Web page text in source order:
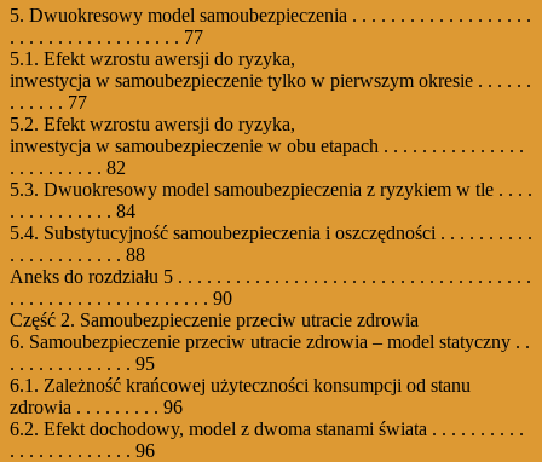
5. Dwuokresowy model samoubezpieczenia . . . . . . . . . . . . . . . . . . .
. . . . . . . . . . . . . . . . . . 77
5.1. Efekt wzrostu awersji do ryzyka,
inwestycja w samoubezpieczenie tylko w pierwszym okresie . . . . . .
. . . . . . 77
5.2. Efekt wzrostu awersji do ryzyka,
inwestycja w samoubezpieczenie w obu etapach . . . . . . . . . . . . . . .
. . . . . . . . . . 82
5.3. Dwuokresowy model samoubezpieczenia z ryzykiem w tle . . . .
. . . . . . . . . . . 84
5.4. Substytucyjność samoubezpieczenia i oszczędności . . . . . . . . . .
. . . . . . . . . . . . 88
Aneks do rozdziału 5 . . . . . . . . . . . . . . . . . . . . . . . . . . . . . . . . . . . . .
. . . . . . . . . . . . . . . . . . . . . 90
Część 2. Samoubezpieczenie przeciw utracie zdrowia
6. Samoubezpieczenie przeciw utracie zdrowia – model statyczny . .
. . . . . . . . . . . . . 95
6.1. Zależność krańcowej użyteczności konsumpcji od stanu
zdrowia . . . . . . . . . 96
6.2. Efekt dochodowy, model z dwoma stanami świata . . . . . . . . . .
. . . . . . . . . . . . . 96